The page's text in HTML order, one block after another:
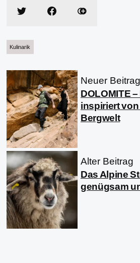
Kulinarik
Neuer Beitrag
DOLOMITE
inspiriert
Bergwelt
Alter Beitrag
Das Alpine
genügsam